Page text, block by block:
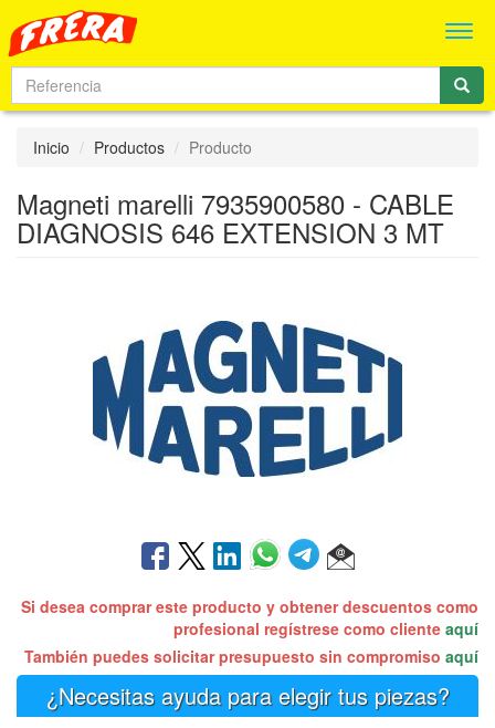
Inicio Productos Producto
Magneti marelli 7935900580 - CABLE
DIAGNOSIS 646 EXTENSION 3 MT
Si desea comprar este producto y obtener descuentos como
profesional regístrese como cliente aquí
También puedes solicitar presupuesto sin compromiso aquí
¿Necesitas ayuda para elegir tus piezas?